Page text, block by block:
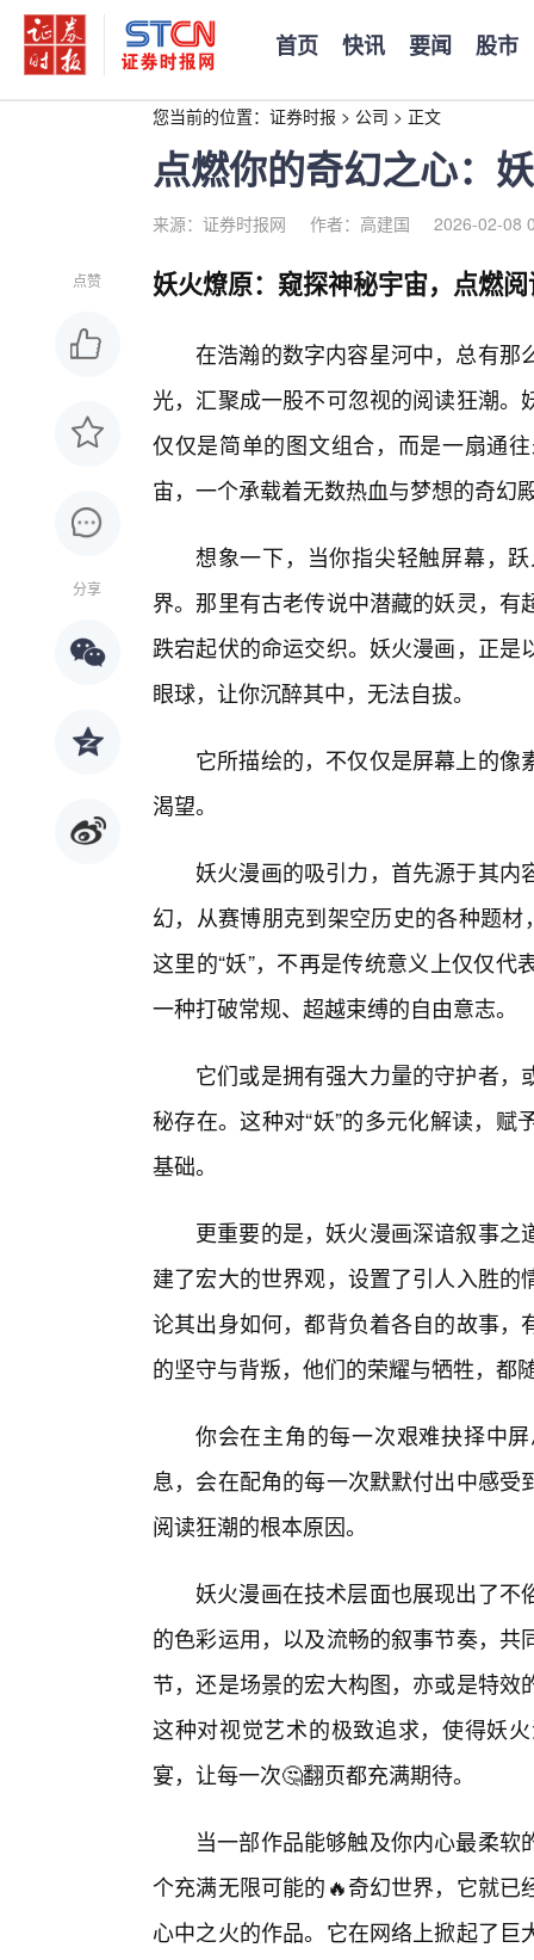
首页 快讯 要闻 股市
您当前的位置： 证券时报 > 公司 > 正文
点燃你的奇幻之心：
来源：证券时报网 作者：高建国 2026-02-08
点赞
分享
妖火燎原：窥探神秘宇宙，点燃
在浩瀚的数字内容星河中，总有那
光，汇聚成一股不可忽视的阅读狂潮
仅仅是简单的图文组合，而是一扇通
宙，一个承载着无数热血与梦想的奇幻
想象一下，当你指尖轻触屏幕，
界。那里有古老传说中潜藏的妖灵，
跌宕起伏的命运交织。妖火漫画，正
眼球，让你沉醉其中，无法自拔。
它所描绘的，不仅仅是屏幕上的
渴望。
妖火漫画的吸引力，首先源于其
幻，从赛博朋克到架空历史的各种题
这里的“妖”，不再是传统意义上仅仅
一种打破常规、超越束缚的自由意志。
它们或是拥有强大力量的守护者
秘存在。这种对“妖”的多元化解读，
基础。
更重要的是，妖火漫画深谙叙事
建了宏大的世界观，设置了引人入胜
论其出身如何，都背负着各自的故事
的坚守与背叛，他们的荣耀与牺牲，都
你会在主角的每一次艰难抉择中
息，会在配角的每一次默默付出中感
阅读狂潮的根本原因。
妖火漫画在技术层面也展现出了
的色彩运用，以及流畅的叙事节奏，
节，还是场景的宏大构图，亦或是特
这种对视觉艺术的极致追求，使得妖
宴，让每一次🤔翻页都充满期待。
当一部作品能够触及你内心最柔
个充满无限可能的🔥奇幻世界，它就
心中之火的作品。它在网络上掀起了